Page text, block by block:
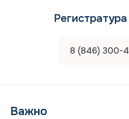
8 (846) 300-
Важно